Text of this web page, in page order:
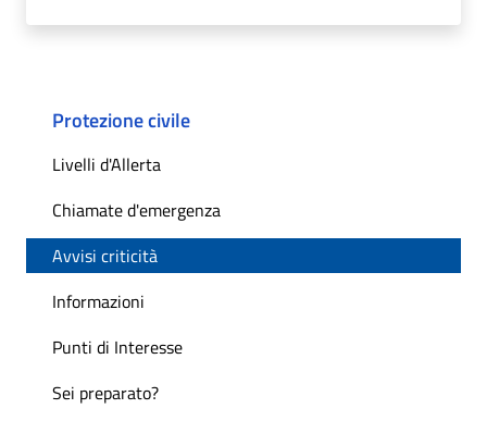
Protezione civile
Livelli d'Allerta
Chiamate d'emergenza
Avvisi criticità
Informazioni
Punti di Interesse
Sei preparato?